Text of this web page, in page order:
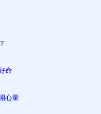
命
心量